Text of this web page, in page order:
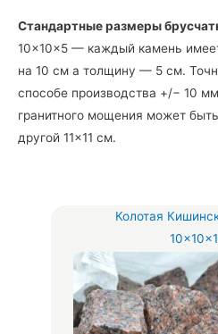
Стандартные размеры
10×10×5 — каждый камень
на 10 см а толщину — 5 см.
способе производства +/− 10
гранитного мощения может
другой 11×11 см.
Колотая